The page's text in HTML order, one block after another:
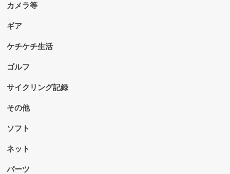
カメラ等
ギア
ケチケチ生活
ゴルフ
サイクリング記録
その他
ソフト
ネット
パーツ